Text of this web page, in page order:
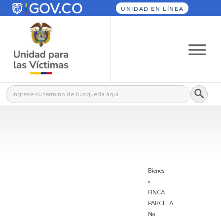
UNIDAD EN LÍNEA
Buscar: Botón
Bienes
»
FINCA
PARCELA
No.